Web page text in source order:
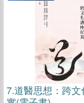
7.道醫思想：跨